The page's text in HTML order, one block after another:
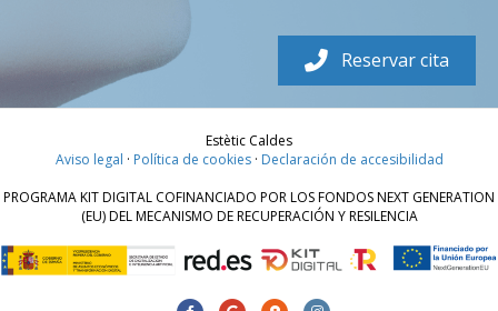
Reservar cita
Estètic Caldes
Aviso legal · Política de cookies· Declaración de accesibilidad
PROGRAMA KIT DIGITAL COFINANCIADO POR LOS FONDOS NEXT GENERATION
(EU) DEL MECANISMO DE RECUPERACIÓN Y RESILENCIA